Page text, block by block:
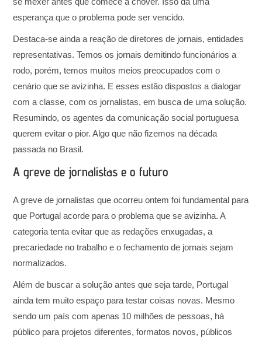
esperança que o problema pode ser vencido.
Destaca-se ainda a reação de diretores de jornais, entidades
representativas. Temos os jornais demitindo funcionários a
rodo, porém, temos muitos meios preocupados com o
cenário que se avizinha. E esses estão dispostos a dialogar
com a classe, com os jornalistas, em busca de uma solução.
Resumindo, os agentes da comunicação social portuguesa
querem evitar o pior. Algo que não fizemos na década
passada no Brasil.
A greve de jornalistas e o futuro
A greve de jornalistas que ocorreu ontem foi fundamental para
que Portugal acorde para o problema que se avizinha. A
categoria tenta evitar que as redações enxugadas, a
precariedade no trabalho e o fechamento de jornais sejam
normalizados.
Além de buscar a solução antes que seja tarde, Portugal
ainda tem muito espaço para testar coisas novas. Mesmo
sendo um país com apenas 10 milhões de pessoas, há
público para projetos diferentes, formatos novos, públicos